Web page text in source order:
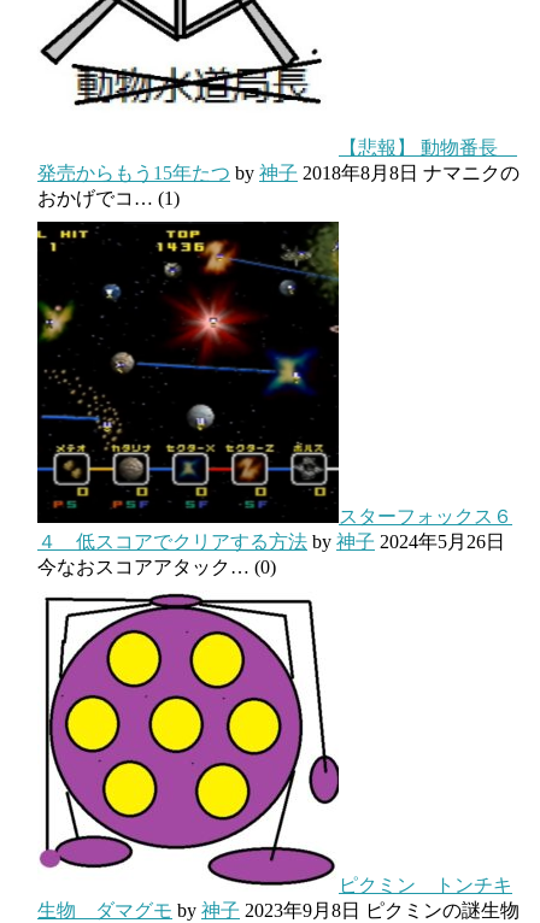
【悲報】 動物番長
発売からもう15年たつ by 神子 2018年8月8日 ナマニクの
おかげでコ… (1)
スターフォックス６
４ 低スコアでクリアする方法 by 神子 2024年5月26日
今なおスコアアタック… (0)
ピクミン トンチキ
生物 ダマグモ by 神子 2023年9月8日
ピクミンの謎生物